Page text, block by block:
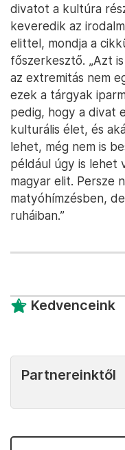
divatot a kultúra
keveredik az
elittel, mondja a
főszerkesztő. „Azt
az extremitás nem
ezek a tárgyak
pedig, hogy a divat
kulturális élet, és
lehet, még nem is
például úgy is lehet
magyar elit. Persze
matyóhímzésben,
ruháiban.”
Kedvenceink
Partnereinktől